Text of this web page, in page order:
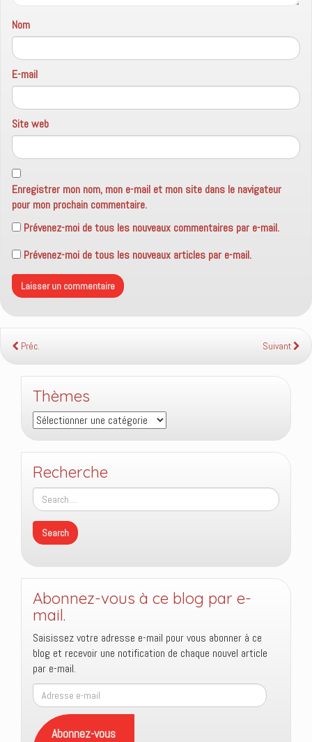
Nom
E-mail
Site web
Enregistrer mon nom, mon e-mail et mon site dans le navigateur
pour mon prochain commentaire.
Prévenez-moi de tous les nouveaux commentaires par e-mail.
Prévenez-moi de tous les nouveaux articles par e-mail.
Préc. Suivant
Thèmes
Thèmes
Recherche
Abonnez-vous à ce blog par e-
mail.
Saisissez votre adresse e-mail pour vous abonner à ce
blog et recevoir une notification de chaque nouvel article
par e-mail.
Adresse
e-
mail
Abonnez-vous